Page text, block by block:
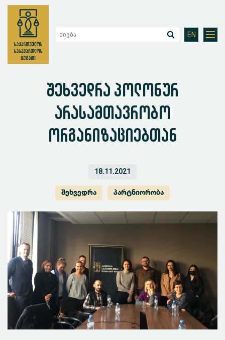
EN
შეხვედრა პოლონურ
არასამთავრობო
ორგანიზაციებთან
18.11.2021
შეხვედრა პარტნიორობა